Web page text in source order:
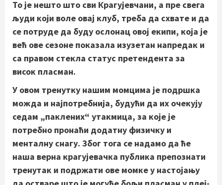
То је нешто што сви Крагујевчани, а пре свега
људи који воле овај клуб, треба да схвате и да
се потруде да буду ослонац овој екипи, која је
већ ове сезоне показала изузетан напредак и
са правом стекла статус претендента за
висок пласман.
У овом тренутку нашим момцима је подршка
можда и најпотребнија, будући да их очекују
седам „паклених“ утакмица, за које је
потребно пронаћи додатну физичку и
менталну снагу. Због тога се надамо да ће
наша верна крагујевачка публика препознати
тренутак и подржати ове момке у настојању